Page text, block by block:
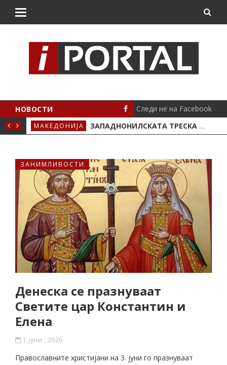
НОВОСТИ
ЛЕКОВИ
МАКЕДОНИЈА ЗАПАДНОНИЛСКАТА ТРЕСКА СЕ ШИРИ ВО СКОПЈЕ И ВЕЛЕС, НАЈРИЗИЧНО Е ДРАЧЕВО
Следи не на Facebook
ЗАНИМЛИВОСТИ
Денеска се празнуваат
Светите цар Константин и
Елена
1 јуни , 2026
Православните христијани на 3. јуни го празнуваат